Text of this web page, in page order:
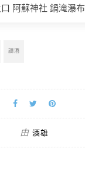
阿蘇神社 鍋滝瀑布
調酒
由 酒雄